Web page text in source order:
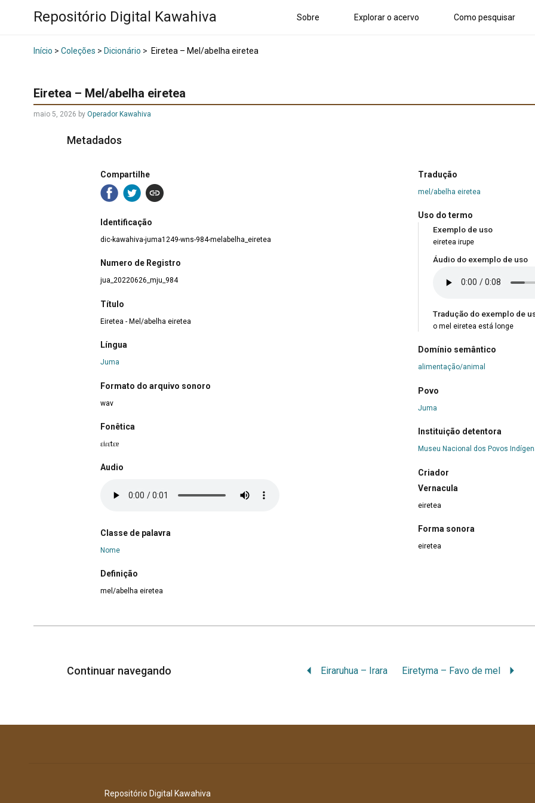
Repositório Digital Kawahiva Sobre Explorar o acervo Como pesquisar
Início > Coleções > Dicionário > Eiretea – Mel/abelha eiretea
Eiretea – Mel/abelha eiretea
maio 5, 2026 by Operador Kawahiva
Metadados
Compartilhe
Identificação
dic-kawahiva-juma1249-wns-984-melabelha_eiretea
Numero de Registro
jua_20220626_mju_984
Título
Eiretea - Mel/abelha eiretea
Língua
Juma
Formato do arquivo sonoro
wav
Fonêtica
ɛiɾɛtɛɐ
Audio
Classe de palavra
Nome
Definição
mel/abelha eiretea
Tradução
mel/abelha eiretea
Uso do termo
Exemplo de uso
eiretea irupe
Áudio do exemplo de uso
Tradução do exemplo de
o mel eiretea está longe
Domínio semântico
alimentação/animal
Povo
Juma
Instituição detentora
Museu Nacional dos Povos
Criador
Vernacula
eiretea
Forma sonora
eiretea
Continuar navegando Eiraruhua – Irara Eiretyma – Favo de mel
Repositório Digital Kawahiva